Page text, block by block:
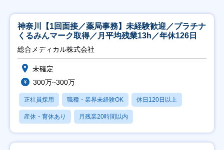
神奈川【1回面接／薬局事務】未経験歓迎／プラチナ
くるみんマーク取得／月平均残業13h／年休126日
総合メディカル株式会社
未確定
300万~300万
正社員採用 職種・業界未経験OK 休日120日以上
産休・育休あり 月残業20時間以内